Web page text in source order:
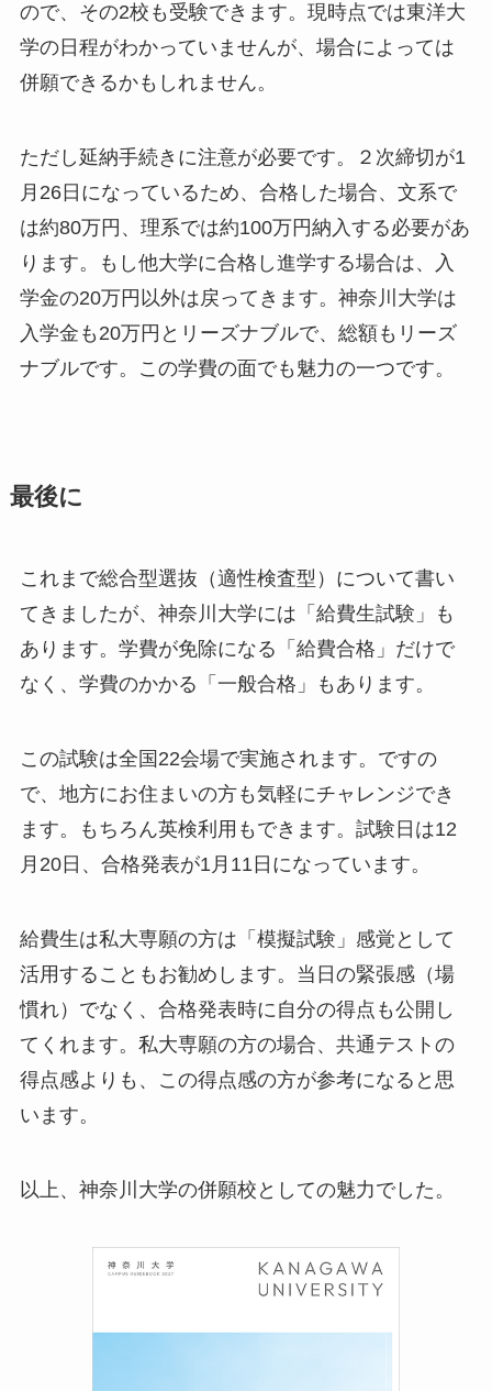
ので、その2校も受験できます。現時点では東洋大
学の日程がわかっていませんが、場合によっては
併願できるかもしれません。
ただし延納手続きに注意が必要です。２次締切が1
月26日になっているため、合格した場合、文系で
は約80万円、理系では約100万円納入する必要があ
ります。もし他大学に合格し進学する場合は、入
学金の20万円以外は戻ってきます。神奈川大学は
入学金も20万円とリーズナブルで、総額もリーズ
ナブルです。この学費の面でも魅力の一つです。
最後に
これまで総合型選抜（適性検査型）について書い
てきましたが、神奈川大学には「給費生試験」も
あります。学費が免除になる「給費合格」だけで
なく、学費のかかる「一般合格」もあります。
この試験は全国22会場で実施されます。ですの
で、地方にお住まいの方も気軽にチャレンジでき
ます。もちろん英検利用もできます。試験日は12
月20日、合格発表が1月11日になっています。
給費生は私大専願の方は「模擬試験」感覚として
活用することもお勧めします。当日の緊張感（場
慣れ）でなく、合格発表時に自分の得点も公開し
てくれます。私大専願の方の場合、共通テストの
得点感よりも、この得点感の方が参考になると思
います。
以上、神奈川大学の併願校としての魅力でした。